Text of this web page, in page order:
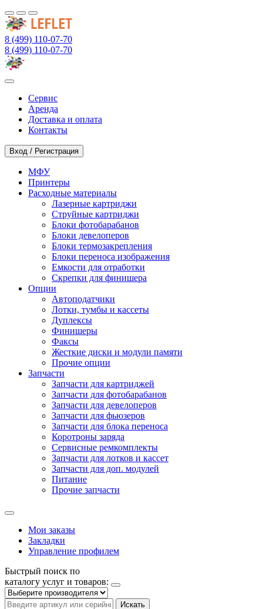
8 (499) 110-07-70
8 (499) 110-07-70
Сервис
Аренда
Доставка и оплата
Контакты
Вход / Регистрация
МФУ
Принтеры
Расходные материалы
Лазерные картриджи
Струйные картриджи
Блоки фотобарабанов
Блоки девелоперов
Блоки термозакрепления
Блоки переноса изображения
Емкости для отработки
Скрепки для финишера
Опции
Автоподатчики
Лотки, тумбы и кассеты
Дуплексы
Финишеры
Факсы
Жесткие диски и модули памяти
Прочие опции
Запчасти
Запчасти для картриджей
Запчасти для фотобарабанов
Запчасти для девелоперов
Запчасти для фьюзеров
Запчасти для блока переноса
Коротроны заряда
Сервисные ремкомплекты
Запчасти для лотков и кассет
Запчасти для доп. модулей
Питание
Прочие запчасти
Мои заказы
Закладки
Управление профилем
Быстрый поиск по
каталогу услуг и товаров:
Искать